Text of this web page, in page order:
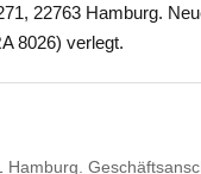
22763 Hamburg.
8026) verlegt.
Hamburg.